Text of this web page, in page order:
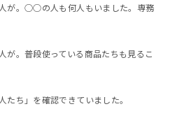
が。○○の人も何人もいました。専務
。普段使っている商品たちも見るこ
たち」を確認できていました。